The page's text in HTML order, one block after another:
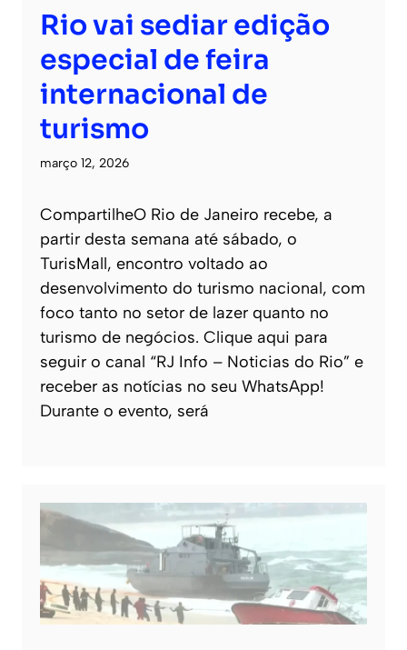
Rio vai sediar edição
especial de feira
internacional de
turismo
março 12, 2026
CompartilheO Rio de Janeiro recebe, a
partir desta semana até sábado, o
TurisMall, encontro voltado ao
desenvolvimento do turismo nacional, com
foco tanto no setor de lazer quanto no
turismo de negócios. Clique aqui para
seguir o canal “RJ Info – Noticias do Rio” e
receber as notícias no seu WhatsApp!
Durante o evento, será